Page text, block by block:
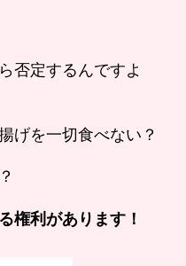
否定するんですよ
げを一切食べない？
権利があります！